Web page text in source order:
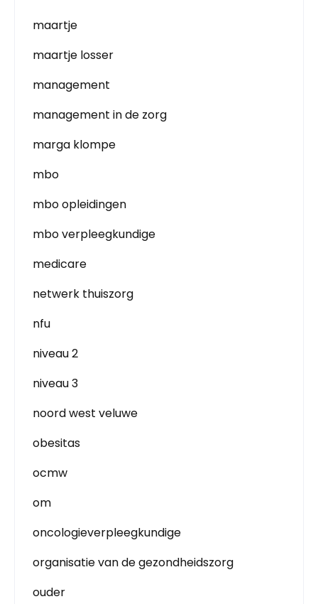
maartje
maartje losser
management
management in de zorg
marga klompe
mbo
mbo opleidingen
mbo verpleegkundige
medicare
netwerk thuiszorg
nfu
niveau 2
niveau 3
noord west veluwe
obesitas
ocmw
om
oncologieverpleegkundige
organisatie van de gezondheidszorg
ouder